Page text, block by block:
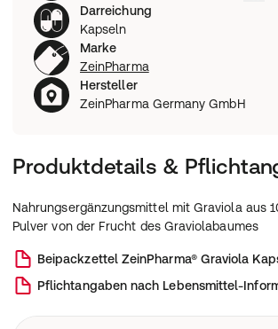
Darreichung
Kapseln
Marke
ZeinPharma
Hersteller
ZeinPharma Germany GmbH
Produktdetails &
Nahrungsergänzungsmittel mit Graviola aus
Pulver von der Frucht des Graviolabaumes
Beipackzettel ZeinPharma® Graviola
Pflichtangaben nach Lebensmittel-